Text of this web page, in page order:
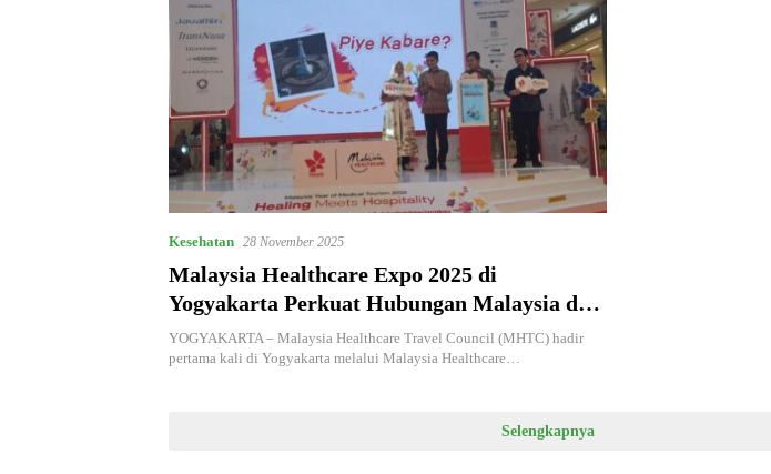
Kesehatan 28 November 2025
Malaysia Healthcare Expo 2025 di
Yogyakarta Perkuat Hubungan Malaysia dan
Indonesia Melalui Layanan Wisata Medis
Bertaraf Internasional
YOGYAKARTA – Malaysia Healthcare Travel Council (MHTC) hadir
pertama kali di Yogyakarta melalui Malaysia Healthcare…
Selengkapnya